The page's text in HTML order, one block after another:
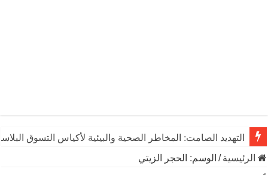
التهديد الصامت: المخاطر الصحية والبيئية لأكياس التسوق
الرئيسية/ الوسم: الحجر الزيتي